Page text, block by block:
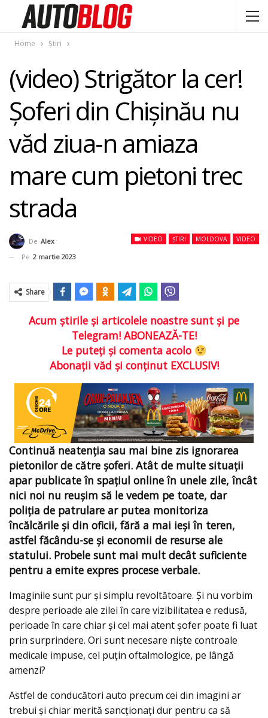
Home Știri
(video) Strigător la cer!
Şoferi din Chişinău nu
văd ziua-n amiaza
mare cum pietoni trec
strada
VIDEO ȘTIRI MOLDOVA VIDEO
De Alex
Pe 2 martie 2023
Share
Acum ştirile şi articolele noastre sunt şi pe
Telegram! ABONEAZĂ-TE!
Le puteţi şi comenta acolo
Abonaţii văd şi conţinut EXCLUSIV!
Continuă neatenția sau mai bine zis ignorarea
pietonilor de către şoferi. Atât de multe situaţii
apar publicate în spaţiul online în unele zile, încât
nici noi nu reuşim să le vedem pe toate, dar
poliţia de patrulare ar putea monitoriza
încălcările şi din oficii, fără a mai ieşi în teren,
astfel făcându-se şi economii de resurse ale
statului. Probele sunt mai mult decât suficiente
pentru a emite expres procese verbale.
Imaginile sunt pur şi simplu revoltătoare. Şi nu vorbim
despre perioade ale zilei în care vizibilitatea e redusă,
perioade în care chiar şi cel mai atent şofer poate fi luat
prin surprindere. Ori sunt necesare nişte controale
medicale impuse, cel puţin oftalmologice, pe lângă
amenzi?
Astfel de conducători auto precum cei din imagini ar
trebui şi chiar merită sancţionaţi dur pentru ca să